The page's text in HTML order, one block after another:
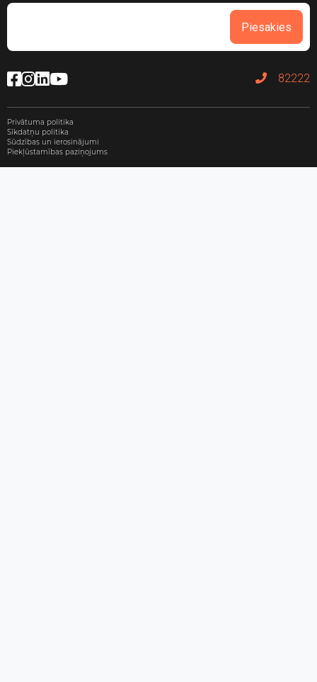
Piesakies
82222
Privātuma politika
Sīkdatņu politika
Sūdzības un ierosinājumi
Piekļūstamības paziņojums